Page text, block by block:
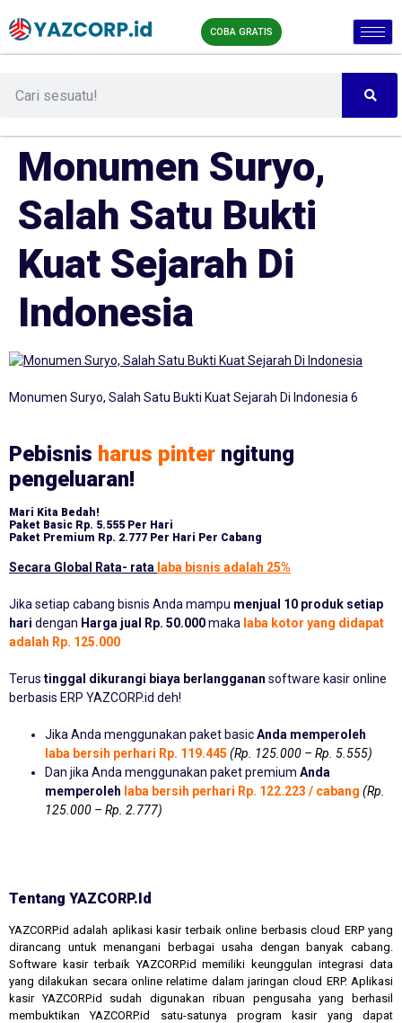
COBA GRATIS
Monumen Suryo,
Salah Satu Bukti
Kuat Sejarah Di
Indonesia
Monumen Suryo, Salah Satu Bukti Kuat Sejarah Di Indonesia 6
Pebisnis harus pinter ngitung
pengeluaran!
Mari Kita Bedah!
Paket Basic Rp. 5.555 Per Hari
Paket Premium Rp. 2.777 Per Hari Per Cabang
Secara Global Rata- rata laba bisnis adalah 25%
Jika setiap cabang bisnis Anda mampu menjual 10 produk setiap
hari dengan Harga jual Rp. 50.000maka laba kotor yang didapat
adalah Rp. 125.000
Terus tinggal dikurangi biaya berlangganan software kasir online
berbasis ERP YAZCORP.id deh!
Jika Anda menggunakan paket basicAnda memperoleh
laba bersih perhari Rp. 119.445 (Rp. 125.000 – Rp. 5.555)
Dan jika Anda menggunakan paket premium Anda
memperoleh laba bersih perhari Rp. 122.223 / cabang (Rp.
125.000 – Rp. 2.777)
Tentang YAZCORP.id
YAZCORP.id adalah aplikasi kasir terbaik online berbasis cloud ERP yang
dirancang untuk menangani berbagai usaha dengan banyak cabang.
Software kasir terbaik YAZCORP.id memiliki keunggulan integrasi data
yang dilakukan secara online relatime dalam jaringan cloud ERP. Aplikasi
kasir YAZCORP.id sudah digunakan ribuan pengusaha yang berhasil
membuktikan YAZCORP.id satu-satunya program kasir yang dapat